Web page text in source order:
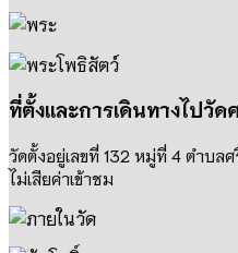
ที่ตั้งและการเดินทางไปวั
วัดตั้งอยู่เลขที่ 132 หมู่ที่ 4 ตำบล
ไม่เสียค่าเข้าชม